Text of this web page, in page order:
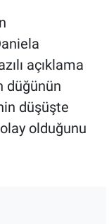
açıklama
düğünün
düşüşte
olduğunu